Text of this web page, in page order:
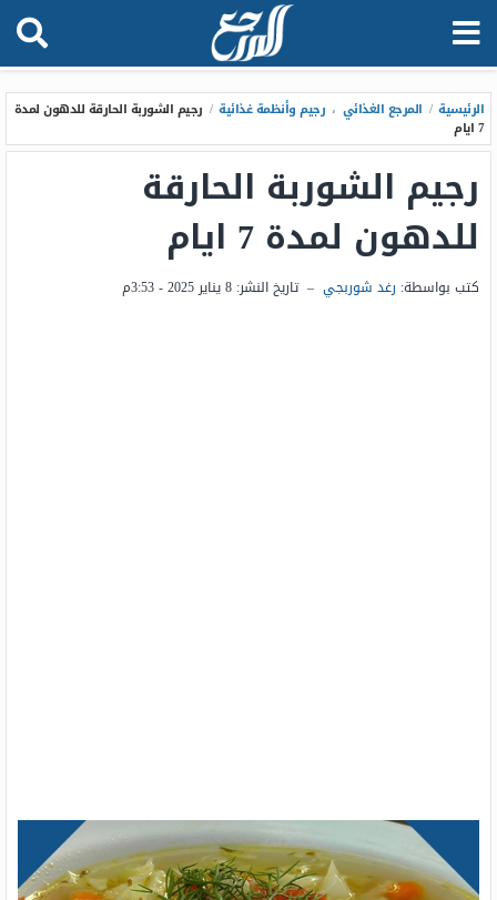
الرئيسية / المرجع الغذائي ، رجيم وأنظمة غذائية / رجيم الشوربة الحارقة للدهون لمدة
7 ايام
رجيم الشوربة الحارقة
للدهون لمدة 7 ايام
كتب بواسطة: رغد شوربجي – تاريخ النشر: 8 يناير 2025 - 3:53م